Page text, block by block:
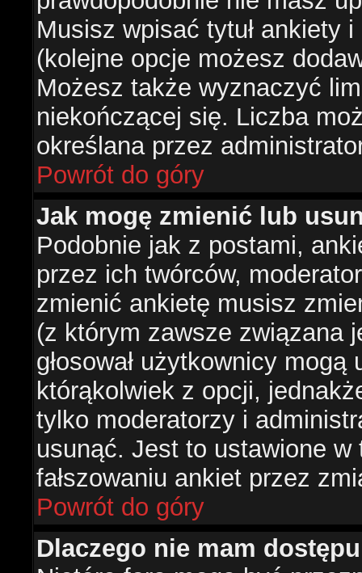
Musisz wpisać tytuł ankiety
(kolejne opcje możesz
Możesz także wyznaczyć
niekończącej się. Liczba
określana przez
Powrót do góry
Jak mogę zmienić lub
Podobnie jak z postami,
przez ich twórców,
zmienić ankietę musisz
(z którym zawsze związana
głosował użytkownicy
którąkolwiek z opcji,
tylko moderatorzy i
usunąć. Jest to ustawione
fałszowaniu ankiet przez
Powrót do góry
Dlaczego nie mam